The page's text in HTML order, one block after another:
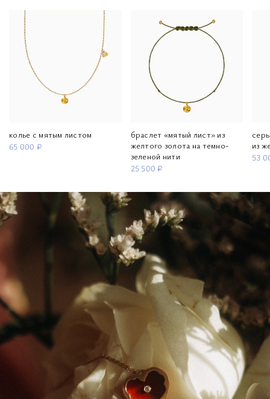
колье с мятым листом
65 000 ₽
браслет «мятый лист» из
желтого золота на темно-
зеленой нити
25 500 ₽
из
53